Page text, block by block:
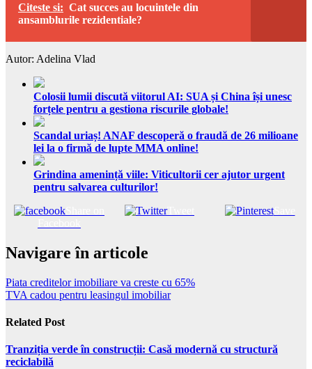
Citeste si: Cat succes au locuintele din
ansamblurile rezidentiale?
Autor: Adelina Vlad
Colosii lumii discută viitorul AI: SUA și China își unesc
forțele pentru a gestiona riscurile globale!
Scandal uriaș! ANAF descoperă o fraudă de 26 milioane
lei la o firmă de lupte MMA online!
Grindina amenință viile: Viticultorii cer ajutor urgent
pentru salvarea culturilor!
Tweet Save
Navigare în articole
Piata creditelor imobiliare va creste cu 65%
TVA cadou pentru leasingul imobiliar
Related Post
Tranziția verde în construcții: Casă modernă cu structură
reciclabilă